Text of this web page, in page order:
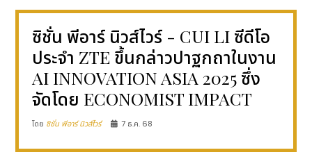
ซิชั่น พีอาร์ นิวส์ไวร์ - CUI LI ซีดีโอ
ประจำ ZTE ขึ้นกล่าวปาฐกถาในงาน
AI INNOVATION ASIA 2025 ซึ่ง
จัดโดย ECONOMIST IMPACT
โดย ซิชั่น พีอาร์ นิวส์ไวร์ 7 ธ.ค. 68